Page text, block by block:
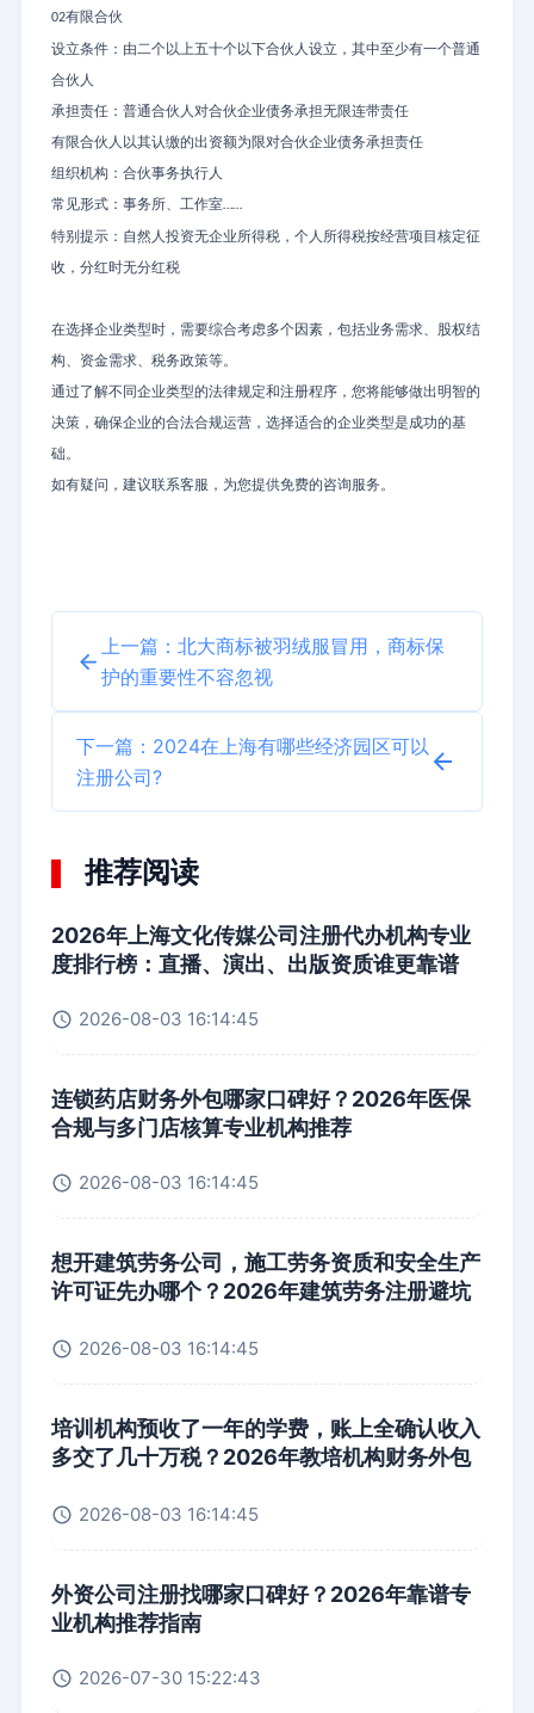
02有限合伙
设立条件：由二个以上五十个以下合伙人设立，其中至少有一个普通
合伙人
承担责任：普通合伙人对合伙企业债务承担无限连带责任
有限合伙人以其认缴的出资额为限对合伙企业债务承担责任
组织机构：合伙事务执行人
常见形式：事务所、工作室……
特别提示：自然人投资无企业所得税，个人所得税按经营项目核定征
收，分红时无分红税
在选择企业类型时，需要综合考虑多个因素，包括业务需求、股权结
构、资金需求、税务政策等。
通过了解不同企业类型的法律规定和注册程序，您将能够做出明智的
决策，确保企业的合法合规运营，选择适合的企业类型是成功的基
础。
如有疑问，建议联系客服 ，为您提供免费的咨询服务。
上一篇：北大商标被羽绒服冒用，商标保
护的重要性不容忽视
下一篇：2024在上海有哪些经济园区可以
注册公司?
推荐阅读
2026年上海文化传媒公司注册代办机构专业
度排行榜：直播、演出、出版资质谁更靠谱
2026-08-03 16:14:45
连锁药店财务外包哪家口碑好？2026年医保
合规与多门店核算专业机构推荐
2026-08-03 16:14:45
想开建筑劳务公司，施工劳务资质和安全生产
许可证先办哪个？2026年建筑劳务注册避坑
2026-08-03 16:14:45
培训机构预收了一年的学费，账上全确认收入
多交了几十万税？2026年教培机构财务外包
2026-08-03 16:14:45
外资公司注册找哪家口碑好？2026年靠谱专
业机构推荐指南
2026-07-30 15:22:43